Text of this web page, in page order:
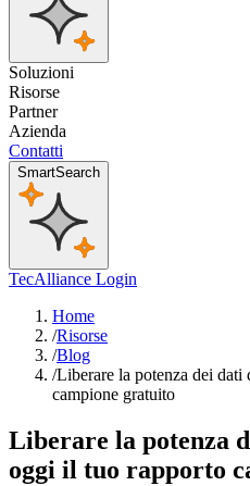
Soluzioni
Risorse
Partner
Azienda
Contatti
SmartSearch
TecAlliance Login
Home
/Risorse
/Blog
/Liberare la potenza dei
campione gratuito
Liberare la potenza
oggi il tuo rapporto